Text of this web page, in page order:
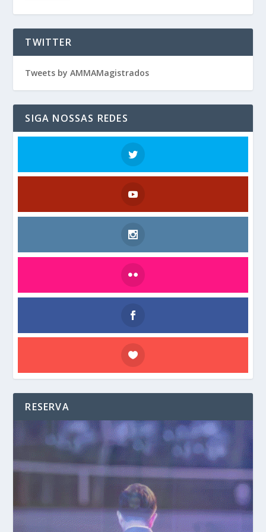
TWITTER
Tweets by AMMAMagistrados
SIGA NOSSAS REDES
RESERVA